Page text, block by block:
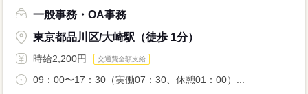
一般事務・OA事務
東京都品川区/大崎駅（徒歩 1分）
時給2,200円 交通費全額支給
09：00〜17：30（実働07：30、休憩01：00）...